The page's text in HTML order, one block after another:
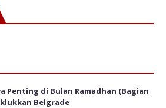
Penting di Bulan Ramadhan (Bagian
Belgrade